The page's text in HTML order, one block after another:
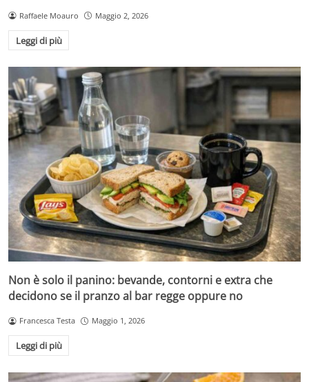
Raffaele Moauro Maggio 2, 2026
Leggi di più
Non è solo il panino: bevande, contorni e extra che
decidono se il pranzo al bar regge oppure no
Francesca Testa Maggio 1, 2026
Leggi di più